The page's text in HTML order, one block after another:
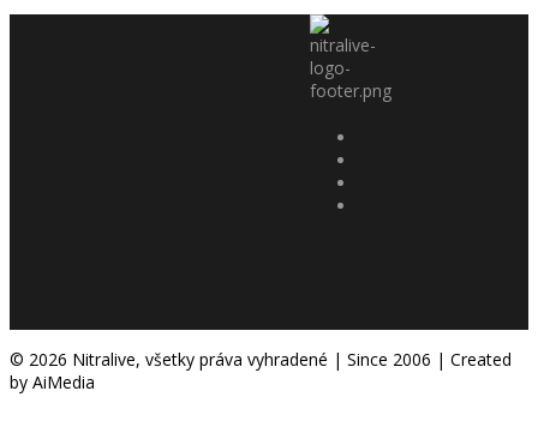
© 2026 Nitralive, všetky práva vyhradené | Since 2006 | Created
by AiMedia